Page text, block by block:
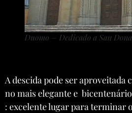
Duomo – Dedicado a San
A descida pode ser aproveitada
no mais elegante e
: excelente lugar para terminar